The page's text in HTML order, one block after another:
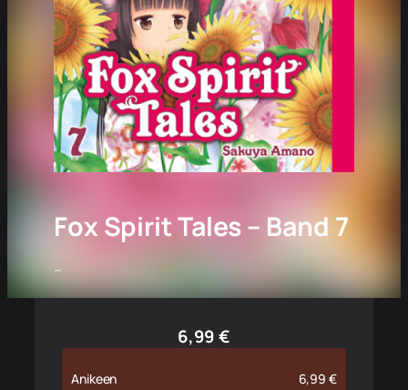
Fox Spirit Tales – Band 7
–
6,99€
Anikeen 6,99€